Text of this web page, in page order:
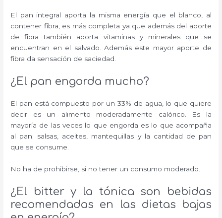
El pan integral aporta la misma energía que el blanco, al
contener fibra, es más completa ya que además del aporte
de fibra también aporta vitaminas y minerales que se
encuentran en el salvado. Además este mayor aporte de
fibra da sensación de saciedad.
¿El pan engorda mucho?
El pan está compuesto por un 33% de agua, lo que quiere
decir es un alimento moderadamente calórico. Es la
mayoría de las veces lo que engorda es lo que acompaña
al pan; salsas, aceites, mantequillas y la cantidad de pan
que se consume.
No ha de prohibirse, si no tener un consumo moderado.
¿El bitter y la tónica son bebidas
recomendadas en las dietas bajas